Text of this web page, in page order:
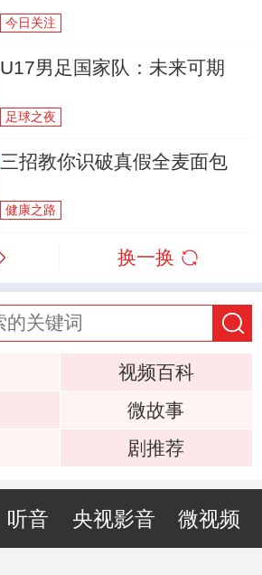
今日关注
U17男足国家队：未来可期
足球之夜
三招教你识破真假全麦面包
健康之路
换一换
视频百科
微故事
剧推荐
听音 央视影音 微视频